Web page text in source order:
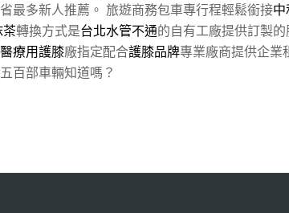
最多新人推薦。 旅遊商務包車專行程輕鬆銜接
茶轉換方式是台北水管不通的自有工廠提供訂製
醫療用護膝廠指定配合護膝品牌專業廠商提供企業
百部車輛知道嗎？